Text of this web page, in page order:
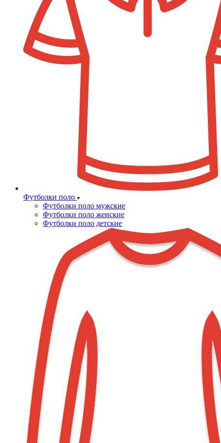
Футболки поло
Футболки поло мужские
Футболки поло женские
Футболки поло детские